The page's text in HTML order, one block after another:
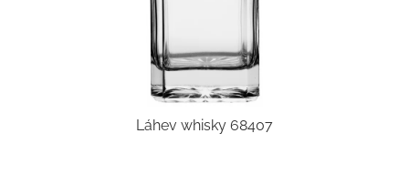
Láhev whisky 68407